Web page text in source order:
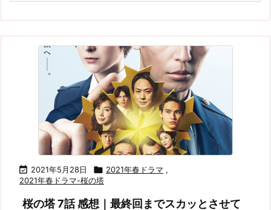
 2021年5月28日  2021年春ドラマ ,
2021年春ドラマ-桜の塔
桜の塔 7話 感想｜最終回までスカッとさせて